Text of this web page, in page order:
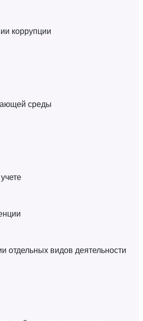
коррупции
среды
отдельных видов деятельности